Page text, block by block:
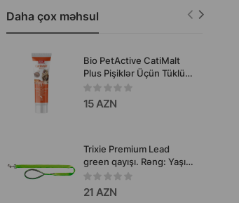
Daha çox məhsul
Bio PetActive CatiMalt
Plus Pişiklər Üçün Tüklü
Top Əleyhinə Pasta 100
ml
15 AZN
Trixie Premium Lead
green qayışı. Rəng: Yaşıl.
Uzunluq: 180x20sm.
21 AZN